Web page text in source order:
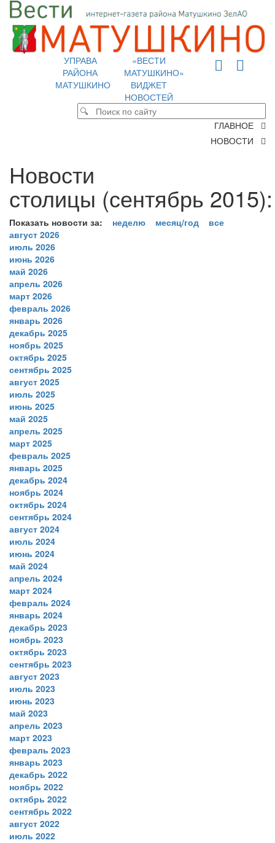
УПРАВА
РАЙОНА
МАТУШКИНО
«ВЕСТИ
МАТУШКИНО»
ВИДЖЕТ
НОВОСТЕЙ
ГЛАВНОЕ
НОВОСТИ
Новости
столицы (сентябрь 2015):
Показать новости за: неделю месяц/год
все
август 2026
июль 2026
июнь 2026
май 2026
апрель 2026
март 2026
февраль 2026
январь 2026
декабрь 2025
ноябрь 2025
октябрь 2025
сентябрь 2025
август 2025
июль 2025
июнь 2025
май 2025
апрель 2025
март 2025
февраль 2025
январь 2025
декабрь 2024
ноябрь 2024
октябрь 2024
сентябрь 2024
август 2024
июль 2024
июнь 2024
май 2024
апрель 2024
март 2024
февраль 2024
январь 2024
декабрь 2023
ноябрь 2023
октябрь 2023
сентябрь 2023
август 2023
июль 2023
июнь 2023
май 2023
апрель 2023
март 2023
февраль 2023
январь 2023
декабрь 2022
ноябрь 2022
октябрь 2022
сентябрь 2022
август 2022
июль 2022